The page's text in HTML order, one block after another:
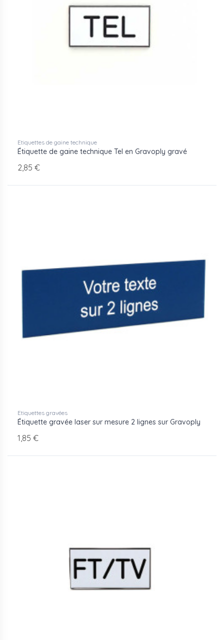
Etiquettes de gaine technique
Étiquette de gaine technique Tel en Gravoply gravé
2,85 €
Etiquettes gravées
Étiquette gravée laser sur mesure 2 lignes sur Gravoply
1,85 €